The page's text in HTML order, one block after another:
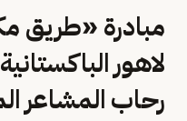
مبادرة «طريق
لاهور
رحاب المشاعر